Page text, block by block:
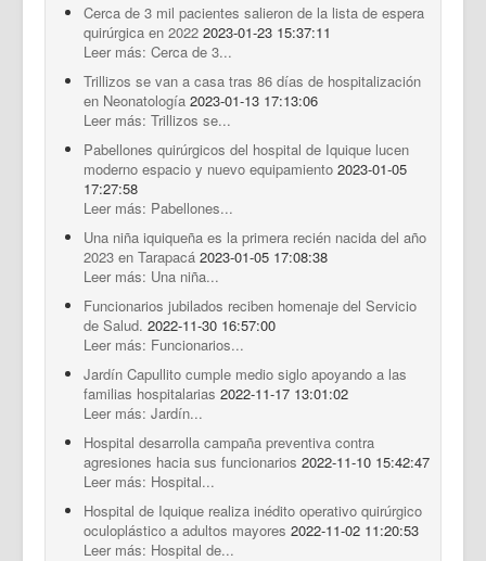
Cerca de 3 mil pacientes salieron de la lista de espera
quirúrgica en 2022 2023-01-23 15:37:11
Leer más: Cerca de 3...
Trillizos se van a casa tras 86 días de hospitalización
en Neonatología 2023-01-13 17:13:06
Leer más: Trillizos se...
Pabellones quirúrgicos del hospital de Iquique lucen
moderno espacio y nuevo equipamiento 2023-01-05
17:27:58
Leer más: Pabellones...
Una niña iquiqueña es la primera recién nacida del año
2023 en Tarapacá 2023-01-05 17:08:38
Leer más: Una niña...
Funcionarios jubilados reciben homenaje del Servicio
de Salud. 2022-11-30 16:57:00
Leer más: Funcionarios...
Jardín Capullito cumple medio siglo apoyando a las
familias hospitalarias 2022-11-17 13:01:02
Leer más: Jardín...
Hospital desarrolla campaña preventiva contra
agresiones hacia sus funcionarios 2022-11-10 15:42:47
Leer más: Hospital...
Hospital de Iquique realiza inédito operativo quirúrgico
oculoplástico a adultos mayores 2022-11-02 11:20:53
Leer más: Hospital de...